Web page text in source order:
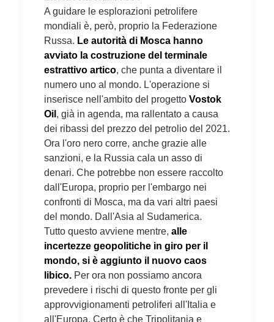
A guidare le esplorazioni petrolifere
mondiali è, però, proprio la Federazione
Russa. Le autorità di Mosca hanno
avviato la costruzione del terminale
estrattivo artico, che punta a diventare il
numero uno al mondo. L'operazione si
inserisce nell'ambito del progetto Vostok
Oil , già in agenda, ma rallentato a causa
dei ribassi del prezzo del petrolio del 2021.
Ora l'oro nero corre, anche grazie alle
sanzioni, e la Russia cala un asso di
denari. Che potrebbe non essere raccolto
dall'Europa, proprio per l'embargo nei
confronti di Mosca, ma da vari altri paesi
del mondo. Dall'Asia al Sudamerica.
Tutto questo avviene mentre, alle
incertezze geopolitiche in giro per il
mondo, si è aggiunto il nuovo caos
libico. Per ora non possiamo ancora
prevedere i rischi di questo fronte per gli
approvvigionamenti petroliferi all'Italia e
all'Europa. Certo è che Tripolitania e